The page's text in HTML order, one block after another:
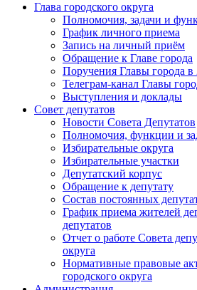
Глава городского округа
Полномочия, задачи и
График личного приема
Запись на личный приём
Обращение к Главе города
Поручения Главы города в
Телеграм-канал Главы
Выступления и доклады
Совет депутатов
Новости Совета Депутатов
Полномочия, функции и
Избирательные округа
Избирательные участки
Депутатский корпус
Обращение к депутату
Состав постоянных
График приема жителей
депутатов
Отчет о работе Совета
округа
Нормативные правовые
городского округа